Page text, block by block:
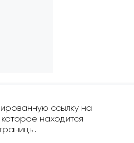
ссылку на
находится